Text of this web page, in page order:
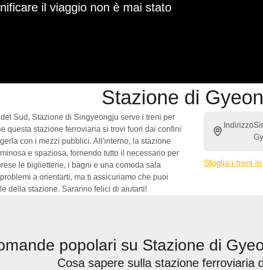
il viaggio non è mai stato
Stazione di
Sud, Stazione di Singyeongju serve i treni per
questa stazione ferroviaria si trovi fuori dai confini
con i mezzi pubblici. All'interno, la stazione
e spaziosa, fornendo tutto il necessario per
le biglietterie, i bagni e una comoda sala
a orientarti, ma ti assicuriamo che puoi
della stazione. Saranno felici di aiutarti!
Indirizzo
Sfoglia i treni
popolari su Stazione di
Cosa sapere sulla stazione ferroviaria